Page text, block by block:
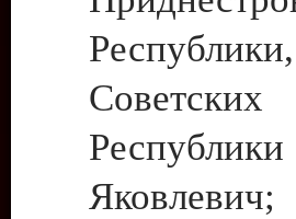
Яковлевич;